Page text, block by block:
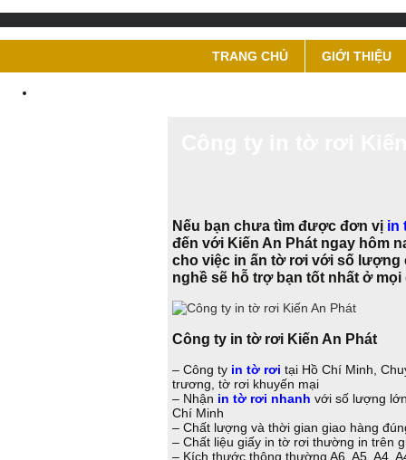
TRANG CHỦ GIỚI THIỆU
Nếu bạn chưa tìm được đơn vị in
đến với Kiến An Phát ngay hôm
cho việc in ấn tờ rơi với số
nghề sẽ hỗ trợ bạn tốt nhất ở mọi
Công ty in tờ rơi Kiến An Phát
– Công ty in tờ rơi tại Hồ Chí Minh,
trương, tờ rơi khuyến mại
– Nhận in tờ rơi nhanh với số lượng
Chí Minh
– Chất lượng và thời gian giao hàng
– Chất liệu giấy in tờ rơi thường in trên
– Kích thước thông thường A6, A5, A4,